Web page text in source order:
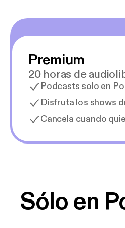
Premium
20 horas de
Podcasts solo en
Disfruta los shows
Cancela cuando
Sólo en